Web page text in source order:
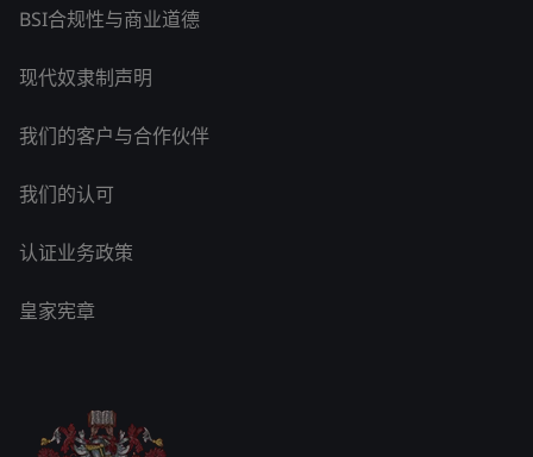
BSI合规性与商业道德
现代奴隶制声明
我们的客户与合作伙伴
我们的认可
认证业务政策
皇家宪章